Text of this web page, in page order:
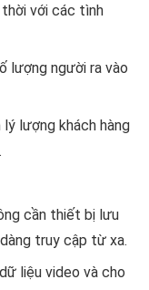
thời với các tình
lượng người ra vào
lượng khách hàng
cần thiết bị lưu
truy cập từ xa.
liệu video và cho